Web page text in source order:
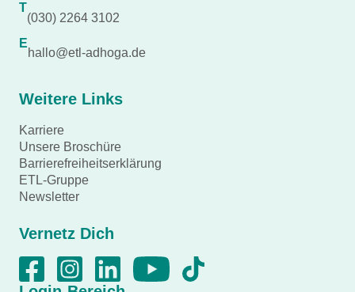
T
(030) 2264 3102
E
hallo@etl-adhoga.de
Weitere Links
Karriere
Unsere Broschüre
Barrierefreiheitserklärung
ETL-Gruppe
Newsletter
Vernetz Dich